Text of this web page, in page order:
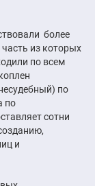
более
из которых
по всем
по
по
сотни
и